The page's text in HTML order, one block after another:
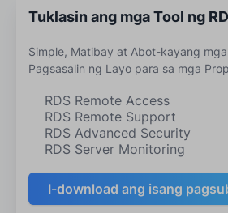
Tuklasin ang mga Tool ng
Simple, Matibay at Abot-kayang
Pagsasalin ng Layo para sa mga
RDS Remote Access
RDS Remote Support
RDS Advanced Security
RDS Server Monitoring
I-download ang isang